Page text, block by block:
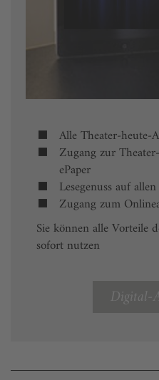
Alle Theater-heute-
Zugang zur
ePaper
Lesegenuss auf
Zugang zum
Sie können alle Vorteile
sofort nutzen
Digital-